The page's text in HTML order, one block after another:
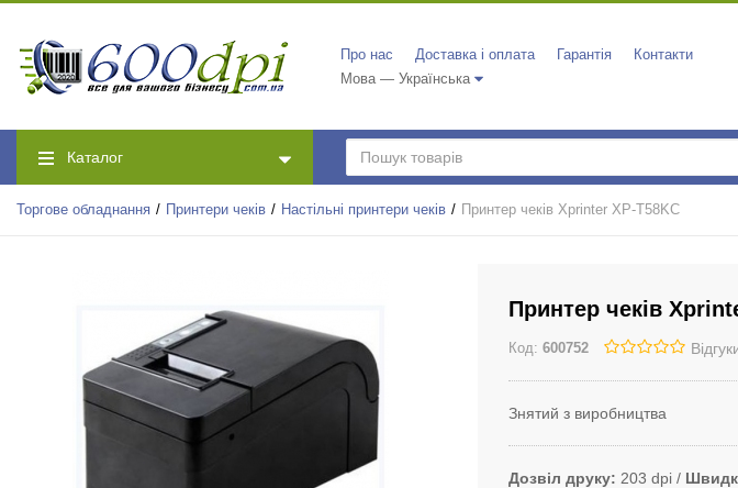
Про нас Доставка і оплата Гарантія
Контакти
Мова — Українська
Каталог
Торгове обладнання Принтери чеків Настільні принтери чеків Принтер чеків Xprinter XP-T58KC
Принтер чеків
Код: 600752
Знятий з виробництва
Дозвіл друку 203 dpi